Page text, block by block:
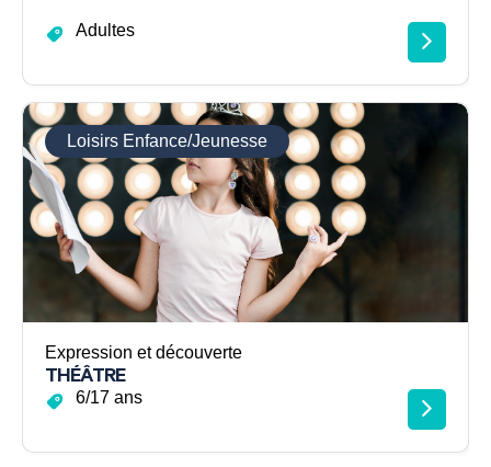
Adultes
Loisirs Enfance/Jeunesse
Expression et découverte
THÉÂTRE
6/17 ans